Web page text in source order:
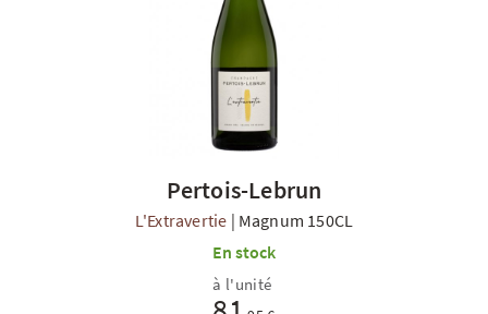
Pertois-Lebrun
L'Extravertie | Magnum 150CL
En stock
à l'unité